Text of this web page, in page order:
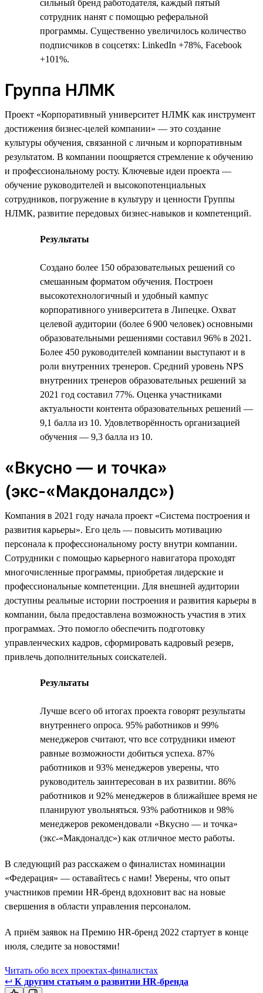
сильный бренд работодателя, каждый пятый
сотрудник нанят с помощью реферальной
программы. Существенно увеличилось количество
подписчиков в соцсетях: LinkedIn +78%, Facebook
+101%.
Группа НЛМК
Проект «Корпоративный университет НЛМК как инструмент
достижения бизнес-целей компании» — это создание
культуры обучения, связанной с личным и корпоративным
результатом. В компании поощряется стремление к обучению
и профессиональному росту. Ключевые идеи проекта —
обучение руководителей и высокопотенциальных
сотрудников, погружение в культуру и ценности Группы
НЛМК, развитие передовых бизнес-навыков и компетенций.
Результаты
Создано более 150 образовательных решений со
смешанным форматом обучения. Построен
высокотехнологичный и удобный кампус
корпоративного университета в Липецке. Охват
целевой аудитории (более 6 900 человек) основными
образовательными решениями составил 96% в 2021.
Более 450 руководителей компании выступают и в
роли внутренних тренеров. Средний уровень NPS
внутренних тренеров образовательных решений за
2021 год составил 77%. Оценка участниками
актуальности контента образовательных решений —
9,1 балла из 10. Удовлетворённость организацией
обучения — 9,3 балла из 10.
«Вкусно — и точка»
(экс-«Макдоналдс»)
Компания в 2021 году начала проект «Система построения и
развития карьеры». Его цель — повысить мотивацию
персонала к профессиональному росту внутри компании.
Сотрудники с помощью карьерного навигатора проходят
многочисленные программы, приобретая лидерские и
профессиональные компетенции. Для внешней аудитории
доступны реальные истории построения и развития карьеры в
компании, была предоставлена возможность участия в этих
программах. Это помогло обеспечить подготовку
управленческих кадров, сформировать кадровый резерв,
привлечь дополнительных соискателей.
Результаты
Лучше всего об итогах проекта говорят результаты
внутреннего опроса. 95% работников и 99%
менеджеров считают, что все сотрудники имеют
равные возможности добиться успеха. 87%
работников и 93% менеджеров уверены, что
руководитель заинтересован в их развитии. 86%
работников и 92% менеджеров в ближайшее время не
планируют увольняться. 93% работников и 98%
менеджеров рекомендовали «Вкусно — и точка»
(экс-«Макдоналдс») как отличное место работы.
В следующий раз расскажем о финалистах номинации
«Федерация» — оставайтесь с нами! Уверены, что опыт
участников премии HR-бренд вдохновит вас на новые
свершения в области управления персоналом.
А приём заявок на Премию HR-бренд 2022 стартует в конце
июля, следите за новостями!
Читать обо всех проектах-финалистах
↩ К другим статьям о развитии HR-бренда